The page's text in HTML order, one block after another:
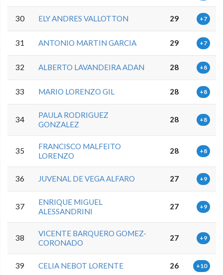
30 ELY ANDRES VALLOTTON 29 +7
31 ANTONIO MARTIN GARCIA 29 +7
32 ALBERTO LAVANDEIRA ADAN 28 +8
33 MARIO LORENZO GIL 28 +8
34
PAULA RODRIGUEZ
GONZALEZ
28 +8
35
FRANCISCO MALFEITO
LORENZO
28 +8
36 JUVENAL DE VEGA ALFARO 27 +9
37
ENRIQUE MIGUEL
ALESSANDRINI
27 +9
38
VICENTE BARQUERO GOMEZ-
CORONADO
27 +9
39 CELIA NEBOT LORENTE 26 +10